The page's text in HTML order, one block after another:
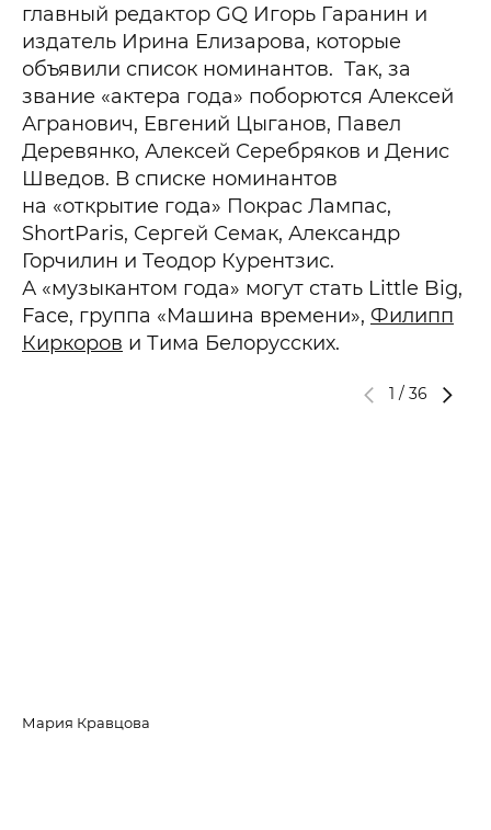
главный редактор GQ Игорь Гаранин и
издатель Ирина Елизарова, которые
объявили список номинантов. Так, за
звание «актера года» поборются Алексей
Агранович, Евгений Цыганов, Павел
Деревянко, Алексей Серебряков и Денис
Шведов. В списке номинантов
на «открытие года» Покрас Лампас,
ShortParis, Сергей Семак, Александр
Горчилин и Теодор Курентзис.
А «музыкантом года» могут стать Little Big,
Face, группа «Машина времени», Филипп
Киркоров и Тима Белорусских.
1 / 36
Мария Кравцова